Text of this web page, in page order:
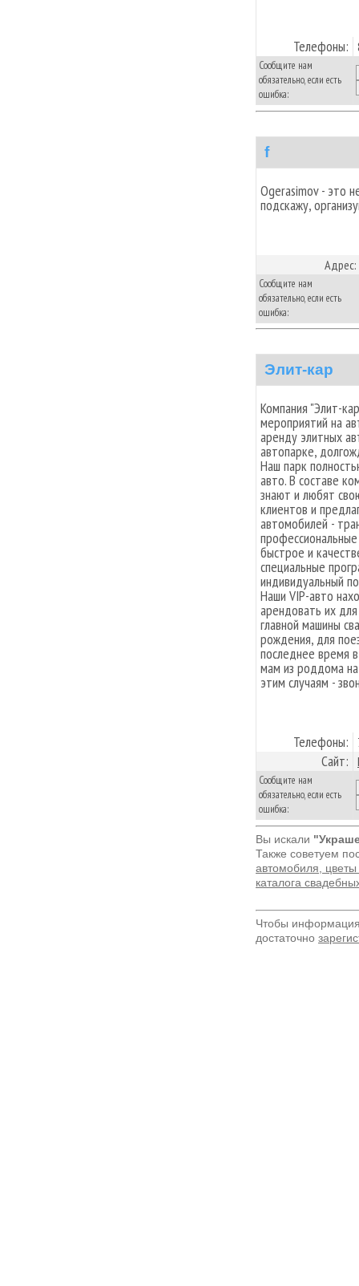
Телефоны:
Сообщите нам
обязательно, если есть
ошибка:
f
Ogerasimov - это
подскажу,
Адрес:
Сообщите нам
обязательно, если есть
ошибка:
Элит-кар
Компания "Элит-
мероприятий на
аренду элитных
автопарке,
Наш парк
авто. В составе
знают и любят
клиентов и
автомобилей -
быстрое и
специальные
индивидуальный
Наши VIP-авто
арендовать их
главной машины
рождения, для
последнее время
мам из роддома
этим случаям -
Телефоны:
Сайт:
Сообщите нам
обязательно, если есть
ошибка:
Вы искали
Также советуем
автомобиля,
каталога
Чтобы
достаточно